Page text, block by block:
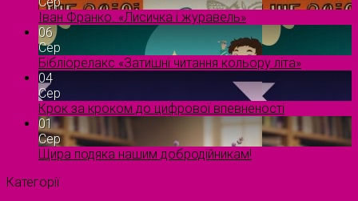
Іван Франко. «Лисичка і журавель»
06
Сер
Бібліорелакс «Затишні читання кольору літа»
04
Сер
Крок за кроком до цифрової впевненості
01
Сер
Щира подяка нашим добродійникам!
Категорії